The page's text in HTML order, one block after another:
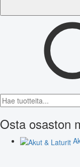
Osta osaston